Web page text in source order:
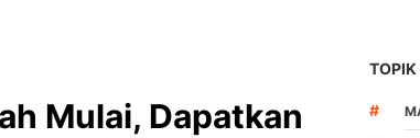
Mulai, Dapatkan
TOPIK
#